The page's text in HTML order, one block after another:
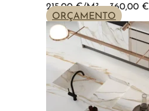
215,00€ – 360,00 €
ORÇAMENTO